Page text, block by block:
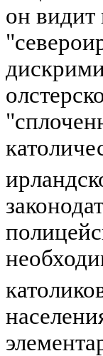
он видит